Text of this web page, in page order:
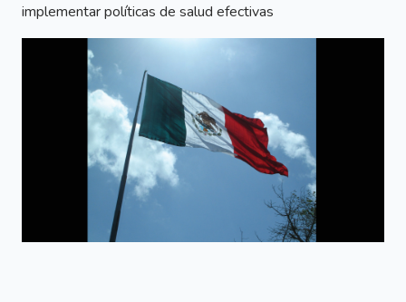
implementar políticas de salud efectivas